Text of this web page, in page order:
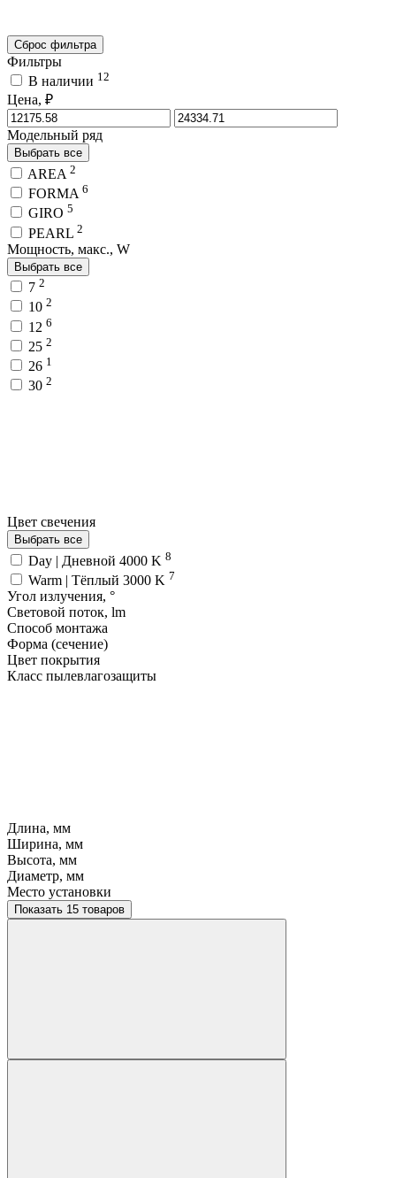
Сброс фильтра
Фильтры
В наличии 12
Цена, ₽
Модельный ряд
Выбрать все
AREA 2
FORMA 6
GIRO 5
PEARL 2
Мощность, макс., W
Выбрать все
7 2
10 2
12 6
25 2
26 1
30 2
Цвет свечения
Выбрать все
Day | Дневной 4000 K 8
Warm | Тёплый 3000 K 7
Угол излучения, °
Световой поток, lm
Способ монтажа
Форма (сечение)
Цвет покрытия
Класс пылевлагозащиты
Длина, мм
Ширина, мм
Высота, мм
Диаметр, мм
Место установки
Показать 15 товаров